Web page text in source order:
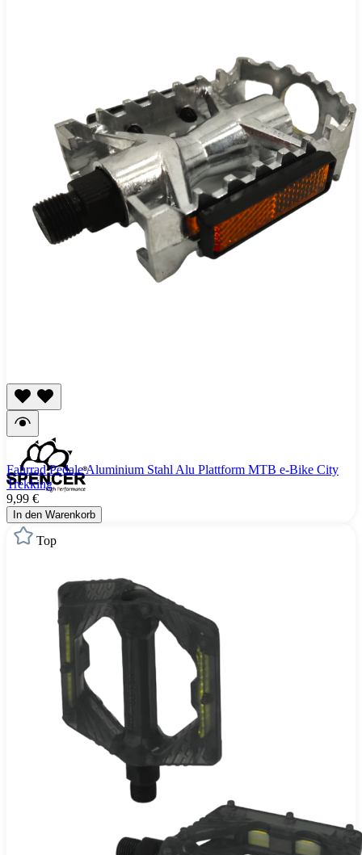
Fahrrad Pedale Aluminium Stahl Alu Plattform MTB e-Bike City
Trekking
9,99 €
In den Warenkorb
Top